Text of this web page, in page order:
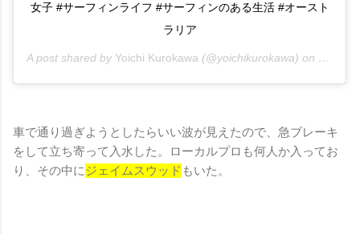
女子 #サーフィンライフ #サーフィンのある生活 #オースト
ラリア
A post shared by Yoichi Kurokawa (@yoichikurokawa) on Jan 7,
車で通り過ぎようとしたらいい波が見えたので、急ブレーキ
をして立ち寄って入水した。ローカルプロも何人か入ってお
り、その中にジェイムスウッド もいた。